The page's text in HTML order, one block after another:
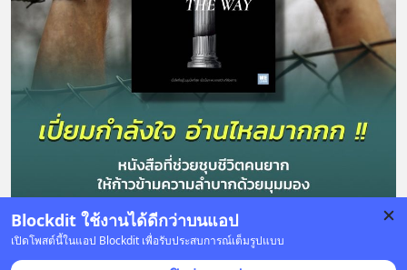
Blockdit ใช้งานได้ดีกว่าบนแอป
เปิดโพสต์นี้ในแอป Blockdit เพื่อรับประสบการณ์เต็มรูปแบบ
15 บันทึก 8 5